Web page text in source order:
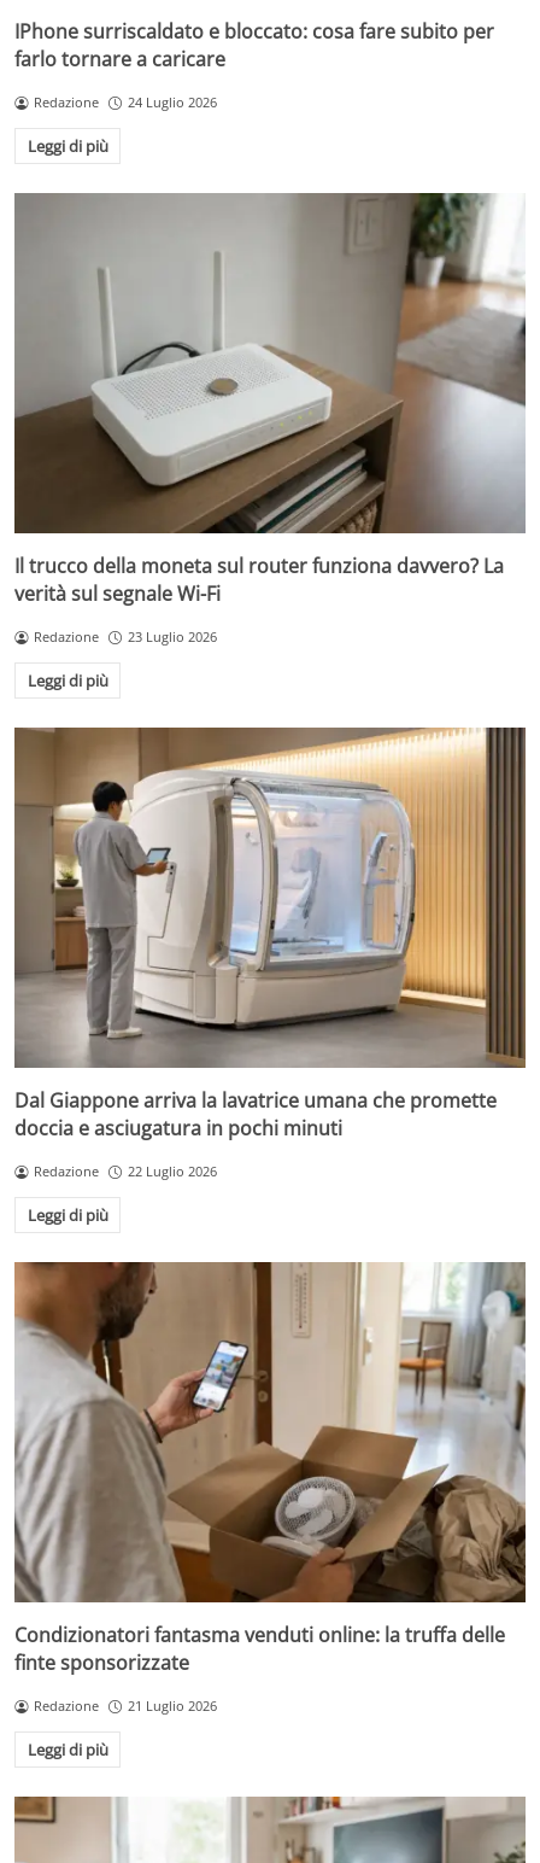
IPhone surriscaldato e bloccato: cosa fare subito per
farlo tornare a caricare
Redazione 24 Luglio 2026
Leggi di più
Il trucco della moneta sul router funziona davvero? La
verità sul segnale Wi-Fi
Redazione 23 Luglio 2026
Leggi di più
Dal Giappone arriva la lavatrice umana che promette
doccia e asciugatura in pochi minuti
Redazione 22 Luglio 2026
Leggi di più
Condizionatori fantasma venduti online: la truffa delle
finte sponsorizzate
Redazione 21 Luglio 2026
Leggi di più